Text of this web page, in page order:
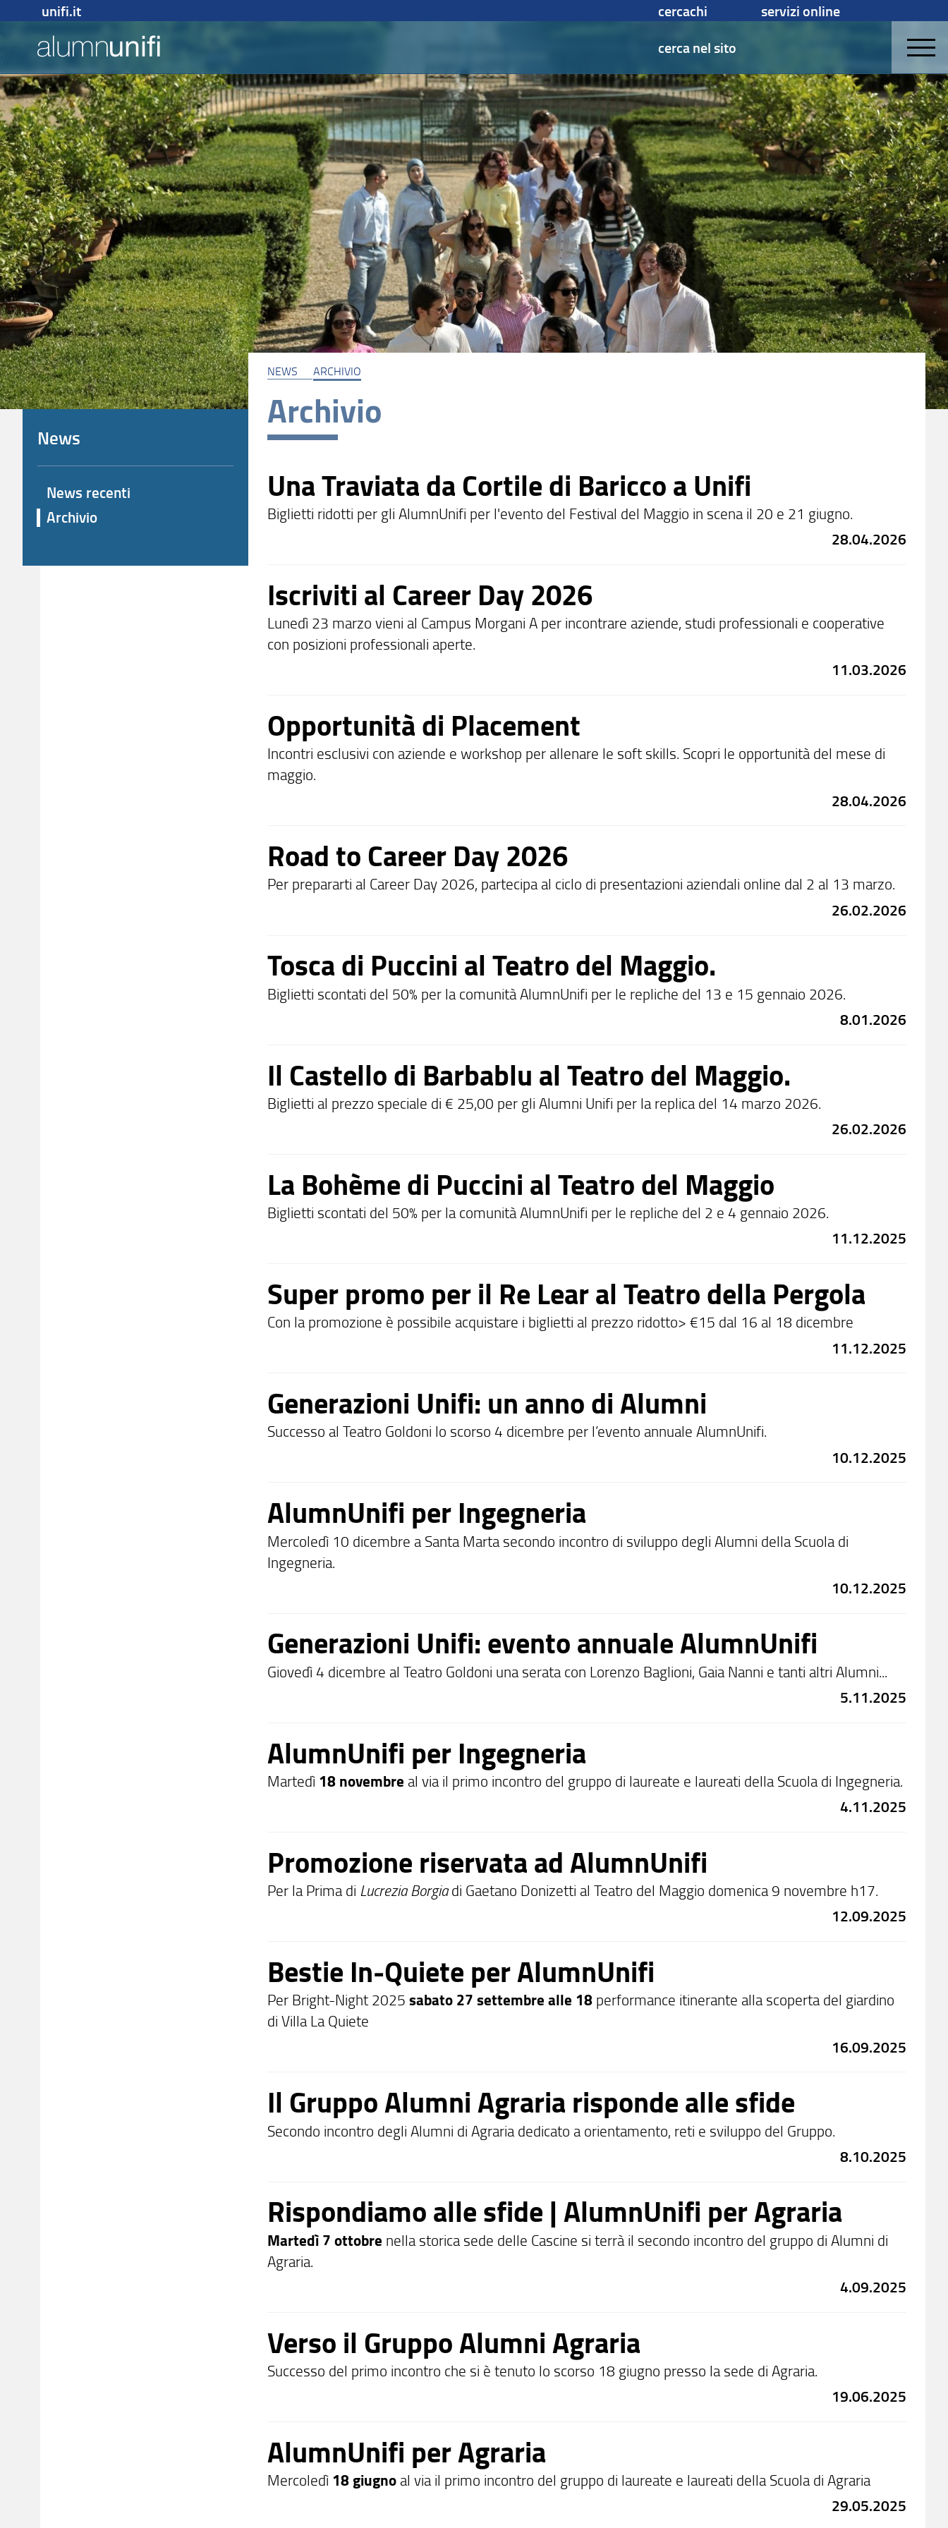
unifi.it cercachi
servizi online
cerca nel sito
NEWS ARCHIVIO
Archivio
Una Traviata da Cortile di Baricco a Unifi
Biglietti ridotti per gli AlumnUnifi per l'evento del Festival del Maggio in scena il 20 e 21 giugno.
28.04.2026
Iscriviti al Career Day 2026
Lunedì 23 marzo vieni al Campus Morgani A per incontrare aziende, studi professionali e cooperative
con posizioni professionali aperte.
11.03.2026
Opportunità di Placement
Incontri esclusivi con aziende e workshop per allenare le soft skills. Scopri le opportunità del mese di
maggio.
28.04.2026
Road to Career Day 2026
Per prepararti al Career Day 2026, partecipa al ciclo di presentazioni aziendali online dal 2 al 13 marzo.
26.02.2026
Tosca di Puccini al Teatro del Maggio.
Biglietti scontati del 50% per la comunità AlumnUnifi per le repliche del 13 e 15 gennaio 2026.
8.01.2026
Il Castello di Barbablu al Teatro del Maggio.
Biglietti al prezzo speciale di € 25,00 per gli Alumni Unifi per la replica del 14 marzo 2026.
26.02.2026
La Bohème di Puccini al Teatro del Maggio
Biglietti scontati del 50% per la comunità AlumnUnifi per le repliche del 2 e 4 gennaio 2026.
11.12.2025
Super promo per il Re Lear al Teatro della Pergola
Con la promozione è possibile acquistare i biglietti al prezzo ridotto> €15 dal 16 al 18 dicembre
11.12.2025
Generazioni Unifi: un anno di Alumni
Successo al Teatro Goldoni lo scorso 4 dicembre per l’evento annuale AlumnUnifi.
10.12.2025
AlumnUnifi per Ingegneria
Mercoledì 10 dicembre a Santa Marta secondo incontro di sviluppo degli Alumni della Scuola di
Ingegneria.
10.12.2025
Generazioni Unifi: evento annuale AlumnUnifi
Giovedì 4 dicembre al Teatro Goldoni una serata con Lorenzo Baglioni, Gaia Nanni e tanti altri Alumni...
5.11.2025
AlumnUnifi per Ingegneria
Martedì 18 novembre al via il primo incontro del gruppo di laureate e laureati della Scuola di Ingegneria.
4.11.2025
Promozione riservata ad AlumnUnifi
Per la Prima di Lucrezia Borgiadi Gaetano Donizetti al Teatro del Maggio domenica 9 novembre h17.
12.09.2025
Bestie In-Quiete per AlumnUnifi
Per Bright-Night 2025sabato 27 settembre alle 18 performance itinerante alla scoperta del giardino
di Villa La Quiete
16.09.2025
Il Gruppo Alumni Agraria risponde alle sfide
Secondo incontro degli Alumni di Agraria dedicato a orientamento, reti e sviluppo del Gruppo.
8.10.2025
Rispondiamo alle sfide | AlumnUnifi per Agraria
Martedì 7 ottobre nella storica sede delle Cascine si terrà il secondo incontro del gruppo di Alumni di
Agraria.
4.09.2025
Verso il Gruppo Alumni Agraria
Successo del primo incontro che si è tenuto lo scorso 18 giugno presso la sede di Agraria.
19.06.2025
AlumnUnifi per Agraria
Mercoledì 18 giugno al via il primo incontro del gruppo di laureate e laureati della Scuola di Agraria
29.05.2025
News
News recenti
Archivio